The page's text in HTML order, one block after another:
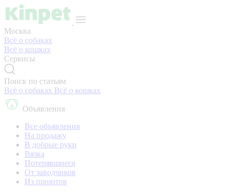
Москва
Всё о собаках
Всё о кошках
Сервисы
Поиск по статьям
Всё о собаках Всё о кошках
Объявления
Все объявления
На продажу
В добрые руки
Вязка
Потерявшиеся
От заводчиков
Из приютов